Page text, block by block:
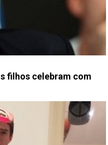
filhos celebram com